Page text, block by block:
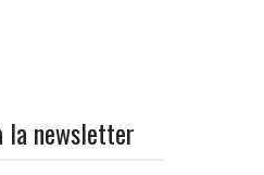
la newsletter